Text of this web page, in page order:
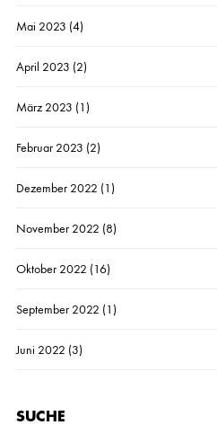
Mai 2023 (4)
April 2023 (2)
März 2023 (1)
Februar 2023 (2)
Dezember 2022 (1)
November 2022 (8)
Oktober 2022 (16)
September 2022 (1)
Juni 2022 (3)
SUCHE